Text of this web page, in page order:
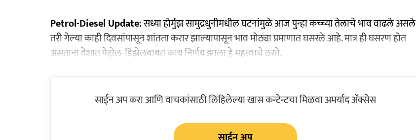
Petrol-Diesel Update:सध्या होर्मुझ सामुद्रधुनीमधील घटनांमुळे आज पुन्हा कच्च्या तेलाचे भाव वाढले असले
तरी गेल्या काही दिवसांपासून शांतता करार झाल्यापासून भाव मोठ्या प्रमाणात घसरले आहे. मात्र ही घसरण होत
असताना देशात पेट्रोल-डिझेलबाबत काय निर्णय झाला हे महत्त्वाचे ठरते.
साईन अप करा आणि वाचकांसाठी लिहिलेल्या खास कन्टेन्टचा मिळवा अमर्याद ॲक्सेस